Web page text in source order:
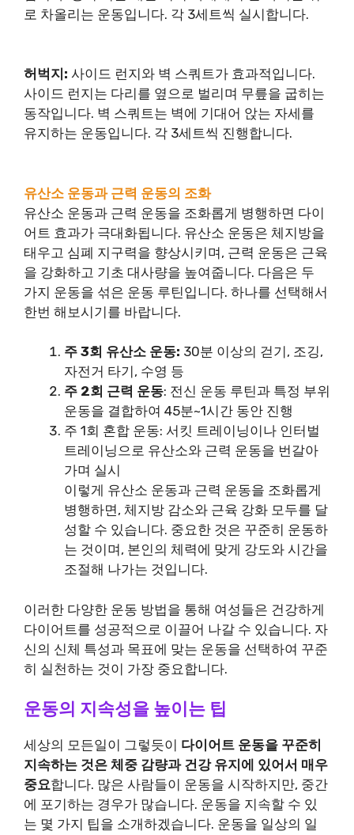
로 차올리는 운동입니다. 각 3세트씩 실시합니다.
허벅지: 사이드 런지와 벽 스쿼트가 효과적입니다.
사이드 런지는 다리를 옆으로 벌리며 무릎을 굽히는
동작입니다. 벽 스쿼트는 벽에 기대어 앉는 자세를
유지하는 운동입니다. 각 3세트씩 진행합니다.
유산소 운동과 근력 운동의 조화
유산소 운동과 근력 운동을 조화롭게 병행하면 다이
어트 효과가 극대화됩니다. 유산소 운동은 체지방을
태우고 심폐 지구력을 향상시키며, 근력 운동은 근육
을 강화하고 기초 대사량을 높여줍니다. 다음은 두
가지 운동을 섞은 운동 루틴입니다. 하나를 선택해서
한번 해보시기를 바랍니다.
주 3회 유산소 운동: 30분 이상의 걷기, 조깅,
자전거 타기, 수영 등
주 2회 근력 운동: 전신 운동 루틴과 특정 부위
운동을 결합하여 45분~1시간 동안 진행
주 1회 혼합 운동: 서킷 트레이닝이나 인터벌
트레이닝으로 유산소와 근력 운동을 번갈아
가며 실시
이렇게 유산소 운동과 근력 운동을 조화롭게
병행하면, 체지방 감소와 근육 강화 모두를 달
성할 수 있습니다. 중요한 것은 꾸준히 운동하
는 것이며, 본인의 체력에 맞게 강도와 시간을
조절해 나가는 것입니다.
이러한 다양한 운동 방법을 통해 여성들은 건강하게
다이어트를 성공적으로 이끌어 나갈 수 있습니다. 자
신의 신체 특성과 목표에 맞는 운동을 선택하여 꾸준
히 실천하는 것이 가장 중요합니다.
운동의 지속성을 높이는 팁
세상의 모든일이 그렇듯이 다이어트 운동을 꾸준히
지속하는 것은 체중 감량과 건강 유지에 있어서 매우
중요합니다. 많은 사람들이 운동을 시작하지만, 중간
에 포기하는 경우가 많습니다. 운동을 지속할 수 있
는 몇 가지 팁을 소개하겠습니다. 운동을 일상의 일